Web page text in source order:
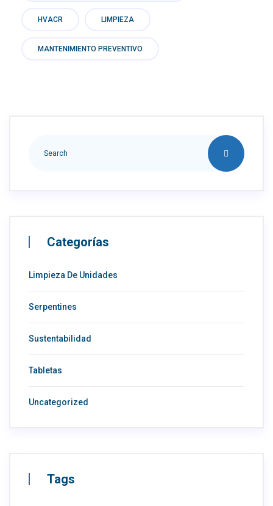
HVACR LIMPIEZA
MANTENIMIENTO PREVENTIVO
Categorías
Limpieza De Unidades
Serpentines
Sustentabilidad
Tabletas
Uncategorized
Tags